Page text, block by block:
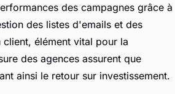
des campagnes grâce à
des listes d'emails et des
élément vital pour la
des agences assurent que
ainsi le retour sur investissement.